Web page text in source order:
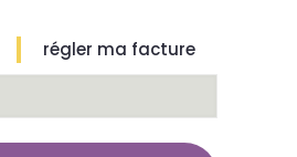
régler ma facture